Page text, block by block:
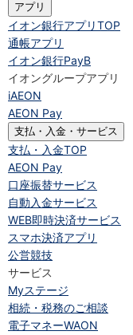
アプリ
イオン銀行アプリTOP
通帳アプリ
イオン銀行PayB
イオングループアプリ
iAEON
AEON Pay
支払・入金・サービス
支払・入金TOP
AEON Pay
口座振替サービス
自動入金サービス
WEB即時決済サービス
スマホ決済アプリ
公営競技
サービス
Myステージ
相続・税務のご相談
電子マネーWAON